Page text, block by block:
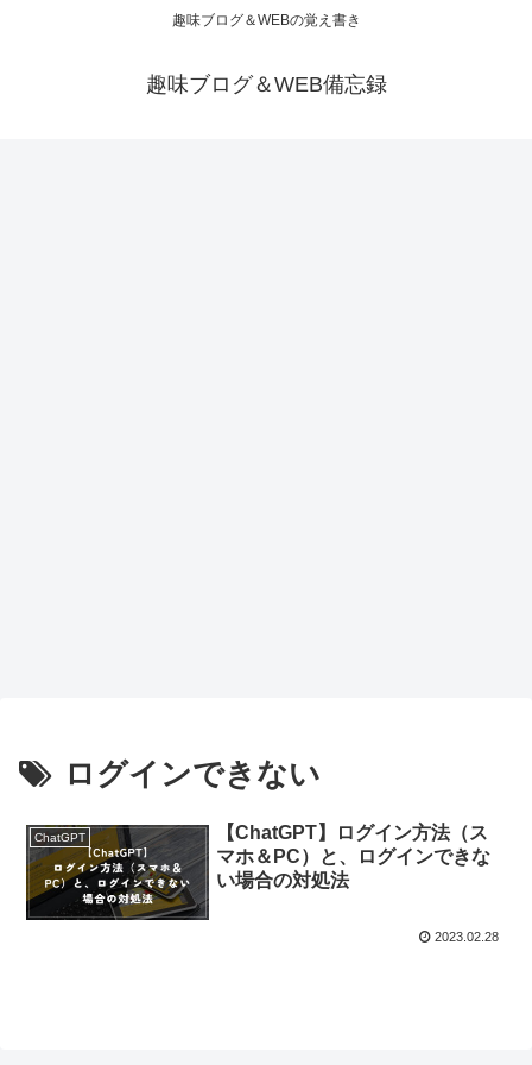
趣味ブログ＆WEBの覚え書き
趣味ブログ＆WEB備忘録
ログインできない
ChatGPT
【ChatGPT】ログイン方法（ス
マホ＆PC）と、ログインできな
い場合の対処法
2023.02.28